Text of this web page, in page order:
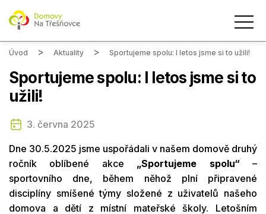
Úvod Aktuality Sportujeme spolu: I letos jsme si to užili!
Sportujeme spolu: I letos jsme si to
užili!
3. června 2025
Dne 30.5.2025 jsme uspořádali v našem domově druhý
ročník oblíbené akce „Sportujeme spolu“ –
sportovního dne, během něhož plní připravené
disciplíny smíšené týmy složené z uživatelů našeho
domova a dětí z místní mateřské školy. Letošním